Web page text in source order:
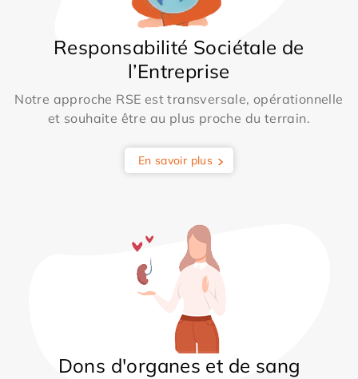
Responsabilité Sociétale de
l’Entreprise
Notre approche RSE est transversale, opérationnelle
et souhaite être au plus proche du terrain.
En savoir plus
Dons d'organes et de sang